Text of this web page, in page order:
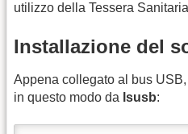
utilizzo della Tessera
Installazione del
Appena collegato al bus
in questo modo da lsusb: